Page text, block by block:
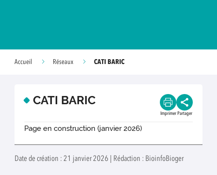
Accueil Réseaux CATI BARIC
CATI BARIC
Imprimer Partager
Page en construction (janvier 2026)
Date de création : 21 janvier 2026 | Rédaction : BioinfoBioger